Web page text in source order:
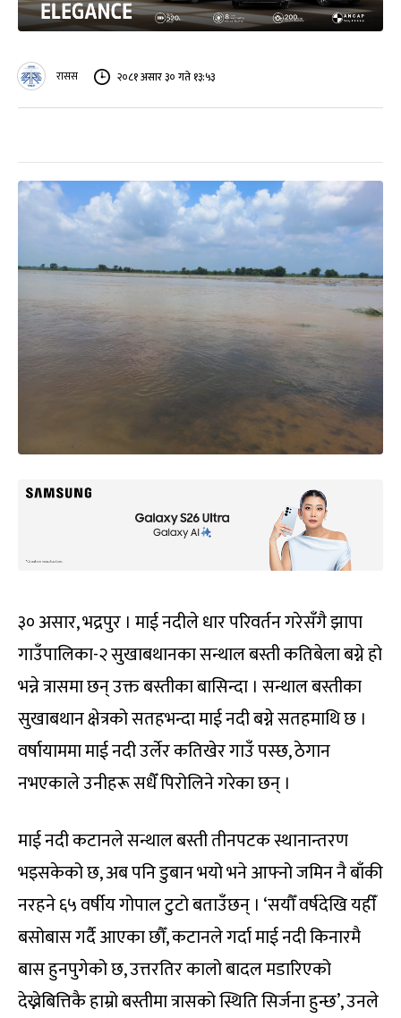
रासस २०८१ असार ३० गते १३:५३
३० असार, भद्रपुर । माई नदीले धार परिवर्तन गरेसँगै झापा
गाउँपालिका-२ सुखाबथानका सन्थाल बस्ती कतिबेला बग्ने हो
भन्ने त्रासमा छन् उक्त बस्तीका बासिन्दा । सन्थाल बस्तीका
सुखाबथान क्षेत्रको सतहभन्दा माई नदी बग्ने सतहमाथि छ ।
वर्षायाममा माई नदी उर्लेर कतिखेर गाउँ पस्छ, ठेगान
नभएकाले उनीहरू सधैँ पिरोलिने गरेका छन् ।
माई नदी कटानले सन्थाल बस्ती तीनपटक स्थानान्तरण
भइसकेको छ, अब पनि डुबान भयो भने आफ्नो जमिन नै बाँकी
नरहने ६५ वर्षीय गोपाल टुटो बताउँछन् । ‘सयौँ वर्षदेखि यहीँ
बसोबास गर्दै आएका छौँ, कटानले गर्दा माई नदी किनारमै
बास हुनपुगेको छ, उत्तरतिर कालो बादल मडारिएको
देख्नेबित्तिकै हाम्रो बस्तीमा त्रासको स्थिति सिर्जना हुन्छ’, उनले